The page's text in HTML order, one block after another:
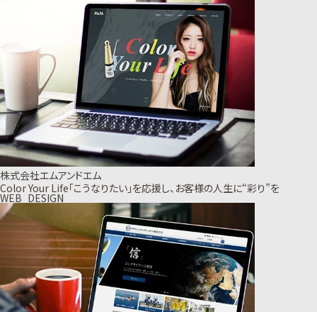
株式会社エムアンドエム
Color Your Life「こうなりたい」を応援し、お客様の人生に“彩り”を
WEB_DESIGN